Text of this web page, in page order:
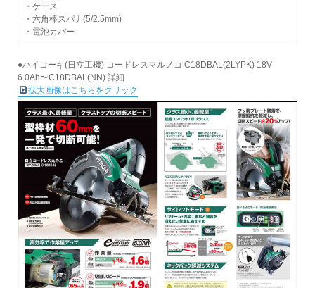
・ケース
・六角棒スパナ(5/2.5mm)
・電池カバー
●ハイコーキ(日立工機) コードレスマルノコ C18DBAL(2LYPK) 18V
6.0Ah〜C18DBAL(NN) 詳細
拡大画像はこちらをクリック